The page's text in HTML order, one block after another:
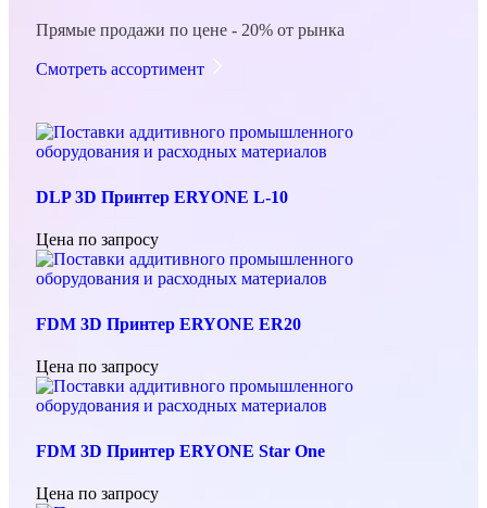
Прямые продажи по цене - 20% от рынка
Смотреть ассортимент
DLP 3D Принтер ERYONE L-10
Цена по запросу
FDM 3D Принтер ERYONE ER20
Цена по запросу
FDM 3D Принтер ERYONE Star One
Цена по запросу